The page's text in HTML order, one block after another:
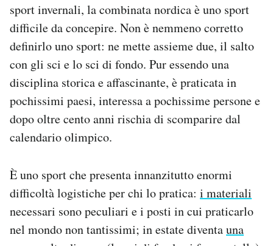
AREA PERSONALE
Newsletter
Notifiche mobile
Regala il Post
Hai bisogno di aiuto?
Esci
sport invernali, la combinata nordica è uno sport
difficile da concepire. Non è nemmeno corretto
definirlo uno sport: ne mette assieme due, il salto
con gli sci e lo sci di fondo. Pur essendo una
disciplina storica e affascinante, è praticata in
pochissimi paesi, interessa a pochissime persone e
dopo oltre cento anni rischia di scomparire dal
calendario olimpico.
È uno sport che presenta innanzitutto enormi
difficoltà logistiche per chi lo pratica: i materiali
necessari sono peculiari e i posti in cui praticarlo
nel mondo non tantissimi; in estate diventauna